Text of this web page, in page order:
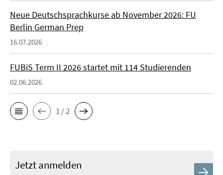
Neue Deutschsprachkurse ab November 2026: FU
Berlin German Prep
16.07.2026
FUBiS Term II 2026 startet mit 114 Studierenden
02.06.2026
1 / 2
Jetzt anmelden